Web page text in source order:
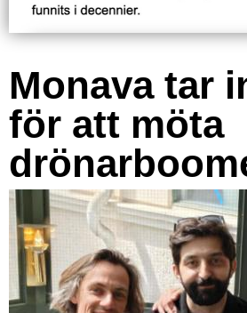
Monava tar
för att möta